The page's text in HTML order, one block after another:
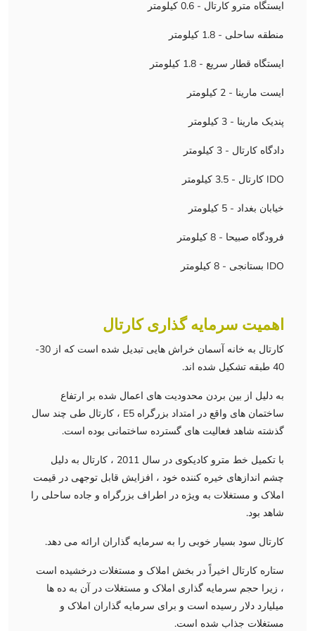
ایستگاه مترو کارتال - 0.6 کیلومتر
منطقه ساحلی - 1.8 کیلومتر
ایستگاه قطار سریع - 1.8 کیلومتر
ایست مارینا - 2 کیلومتر
پندیک مارینا - 3 کیلومتر
دادگاه کارتال - 3 کیلومتر
IDO کارتال - 3.5 کیلومتر
خیابان بغداد - 5 کیلومتر
فرودگاه صبیحا - 8 کیلومتر
IDO بستانجی - 8 کیلومتر
اهمیت سرمایه گذاری کارتال
کارتال به خانه آسمان خراش هایی تبدیل شده است که از 30-
40 طبقه تشکیل شده اند.
به دلیل از بین بردن محدودیت های اعمال شده بر ارتفاع
ساختمان های واقع در امتداد بزرگراه E5 ، کارتال طی چند سال
گذشته شاهد فعالیت های گسترده ساختمانی بوده است.
با تکمیل خط مترو کادیکوی در سال 2011 ، کارتال به دلیل
چشم اندازهای خیره کننده خود ، افزایش قابل توجهی در قیمت
املاک و مستغلات به ویژه در اطراف بزرگراه و جاده ساحلی را
شاهد بود.
کارتال سود بسیار خوبی را به سرمایه گذاران ارائه می دهد.
ستاره کارتال اخیراً در بخش املاک و مستغلات درخشیده است
، زیرا حجم سرمایه گذاری املاک و مستغلات در آن به ده ها
میلیارد دلار رسیده است و برای سرمایه گذاران املاک و
مستغلات جذاب شده است.